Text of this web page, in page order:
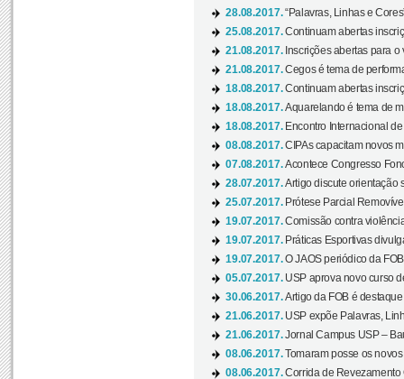
28.08.2017.“Palavras, Linhas e
25.08.2017.Continuam abertas
21.08.2017. Inscrições abertas para
21.08.2017.Cegos é tema de
18.08.2017.Continuam abertas
18.08.2017.Aquarelando é tema de
18.08.2017. Encontro Internacional
08.08.2017.CIPAs capacitam novos
07.08.2017.Acontece Congresso
28.07.2017.Artigo discute orientação
25.07.2017. Prótese Parcial
19.07.2017.Comissão contra
19.07.2017. Práticas Esportivas
19.07.2017.O JAOS periódico da
05.07.2017. USP aprova novo curso
30.06.2017.Artigo da FOB é
21.06.2017. USP expõe Palavras,
21.06.2017.Jornal Campus USP –
08.06.2017.Tomaram posse os
08.06.2017.Corrida de Revezamento